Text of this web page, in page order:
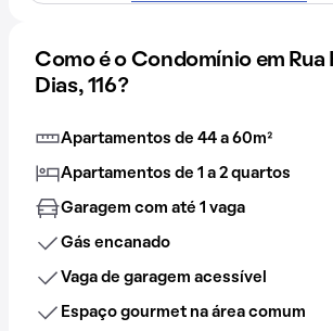
Como é o Condomínio em Rua
Dias, 116?
Apartamentos de 44 a 60m²
Apartamentos de 1 a 2 quartos
Garagem com até 1 vaga
Gás encanado
Vaga de garagem acessível
Espaço gourmet na área comum